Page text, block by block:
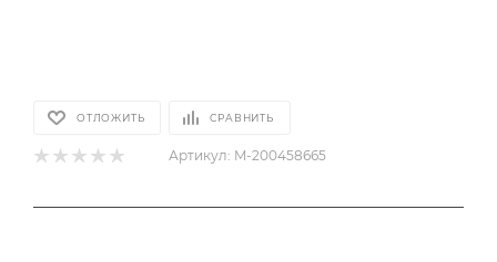
ОТЛОЖИТЬ СРАВНИТЬ
Артикул: M-200458665